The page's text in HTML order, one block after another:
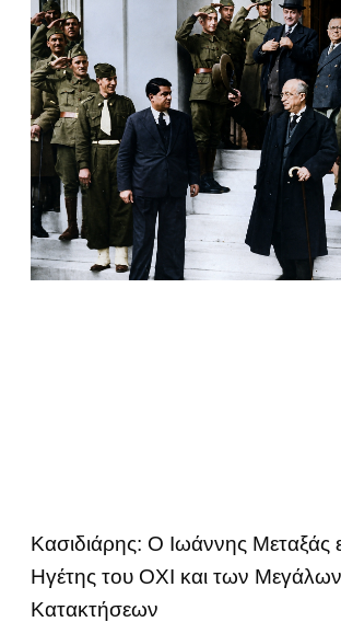
Κασιδιάρης: Ο Ιωάννης Μεταξάς
Ηγέτης του ΟΧΙ και των
Κατακτήσεων